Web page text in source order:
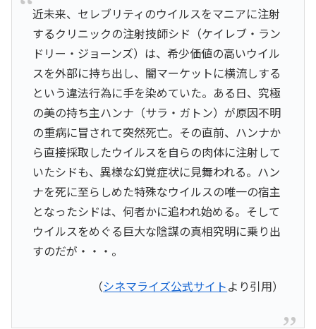
近未来、セレブリティのウイルスをマニアに注射
するクリニックの注射技師シド（ケイレブ・ラン
ドリー・ジョーンズ）は、希少価値の高いウイル
スを外部に持ち出し、闇マーケットに横流しする
という違法行為に手を染めていた。ある日、究極
の美の持ち主ハンナ（サラ・ガトン）が原因不明
の重病に冒されて突然死亡。その直前、ハンナか
ら直接採取したウイルスを自らの肉体に注射して
いたシドも、異様な幻覚症状に見舞われる。ハン
ナを死に至らしめた特殊なウイルスの唯一の宿主
となったシドは、何者かに追われ始める。そして
ウイルスをめぐる巨大な陰謀の真相究明に乗り出
すのだが・・・。
（シネマライズ公式サイトより引用）